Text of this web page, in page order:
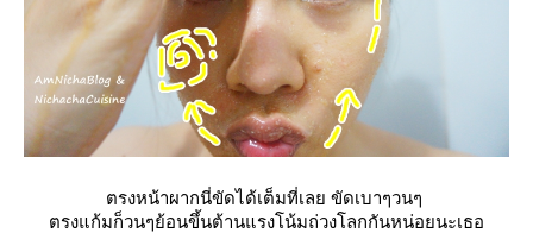
ตรงหน้าผากนี่ขัดได้เต็มที่เลย ขัดเบาๆวนๆ
ตรงแก้มก็วนๆย้อนขึ้นต้านแรงโน้มถ่วงโลกกันหน่อยนะเธอ